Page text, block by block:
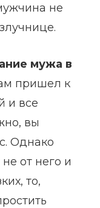
не
мужа в
пришел к
и все
вы
Однако
от него и
то,